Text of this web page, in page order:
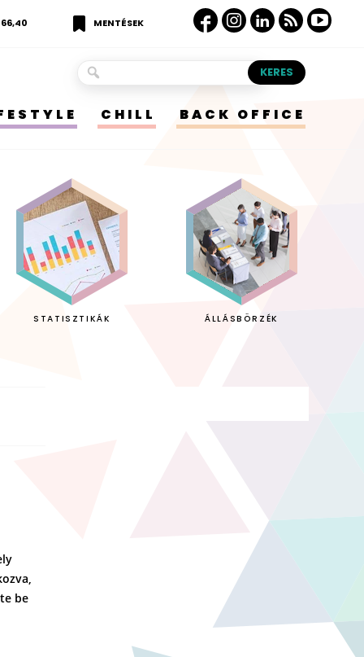
MENTÉSEK
CHILL BACK OFFICE
STATISZTIKÁK ÁLLÁSBÖRZÉK
be